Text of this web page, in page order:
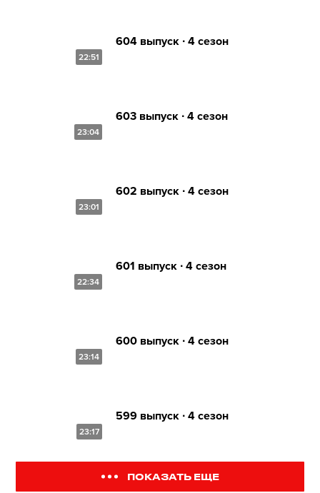
22:51
604 выпуск ∙ 4 сезон
23:04
603 выпуск ∙ 4 сезон
23:01
602 выпуск ∙ 4 сезон
22:34
601 выпуск ∙ 4 сезон
23:14
600 выпуск ∙ 4 сезон
23:17
599 выпуск ∙ 4 сезон
ПОКАЗАТЬ ЕЩЕ